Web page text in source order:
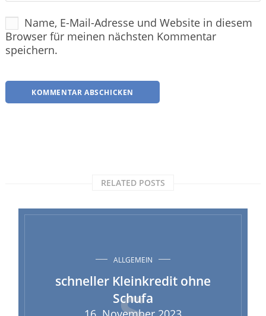
Name, E-Mail-Adresse und Website in diesem
Browser für meinen nächsten Kommentar
speichern.
RELATED POSTS
ALLGEMEIN
schneller Kleinkredit ohne
Schufa